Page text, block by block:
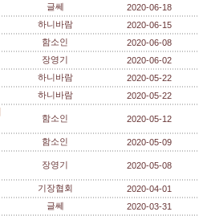
글쎄 2020-06-18
하니바람 2020-06-15
함소인 2020-06-08
장영기 2020-06-02
하니바람 2020-05-22
하니바람 2020-05-22
함소인 2020-05-12
함소인 2020-05-09
장영기 2020-05-08
기장협회 2020-04-01
글쎄 2020-03-31